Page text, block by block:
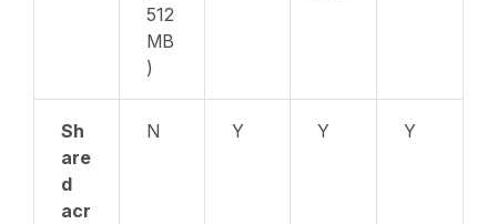
512
MB
)
Sh
are
d
acr
N Y Y Y